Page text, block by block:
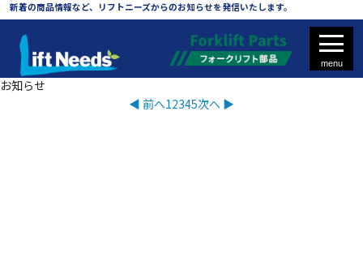
新着の商品情報など、リフトニーズからのお知らせを発信いたします。
新着情報What’s New
トップページ
すべて
新着商品
お知らせ
◀︎ 前へ12345次へ ▶︎